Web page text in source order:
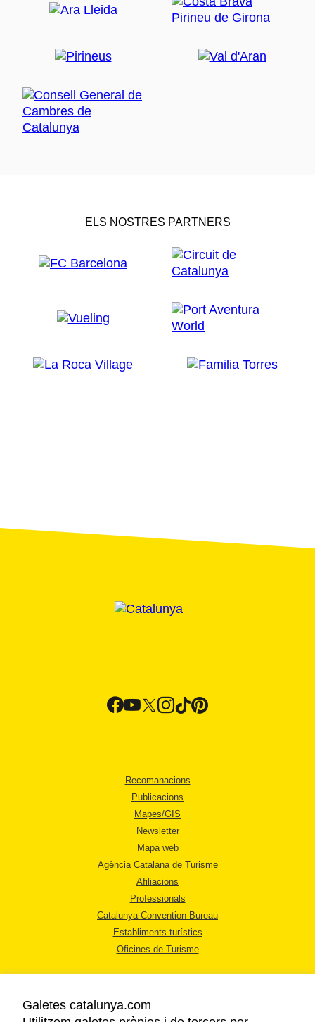
ELS NOSTRES PARTNERS
Recomanacions
Publicacions
Mapes/GIS
Newsletter
Mapa web
Agència Catalana de Turisme
Afiliacions
Professionals
Catalunya Convention Bureau
Establiments turístics
Oficines de Turisme
Galetes catalunya.com